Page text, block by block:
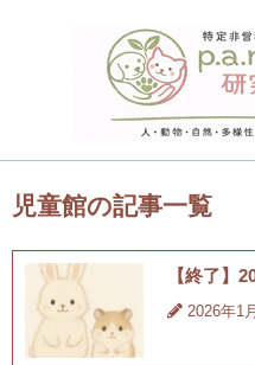
児童館の記事一覧
【終了】
2026年1